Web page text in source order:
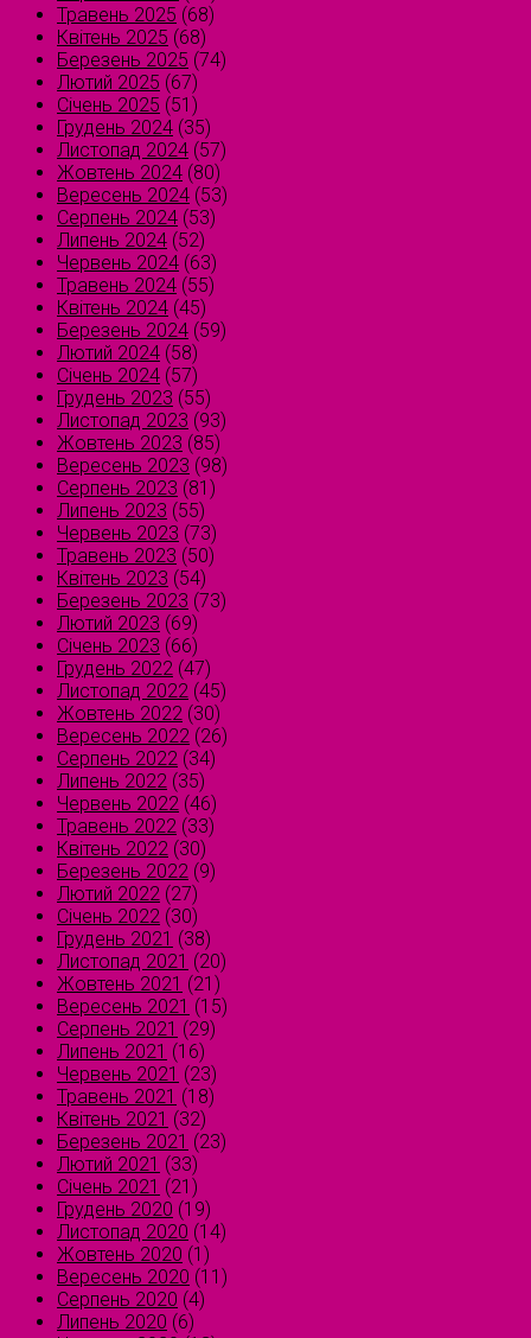
Травень 2025 (68)
Квітень 2025 (68)
Березень 2025 (74)
Лютий 2025 (67)
Січень 2025 (51)
Грудень 2024 (35)
Листопад 2024 (57)
Жовтень 2024 (80)
Вересень 2024 (53)
Серпень 2024 (53)
Липень 2024 (52)
Червень 2024 (63)
Травень 2024 (55)
Квітень 2024 (45)
Березень 2024 (59)
Лютий 2024 (58)
Січень 2024 (57)
Грудень 2023 (55)
Листопад 2023 (93)
Жовтень 2023 (85)
Вересень 2023 (98)
Серпень 2023 (81)
Липень 2023 (55)
Червень 2023 (73)
Травень 2023 (50)
Квітень 2023 (54)
Березень 2023 (73)
Лютий 2023 (69)
Січень 2023 (66)
Грудень 2022 (47)
Листопад 2022 (45)
Жовтень 2022 (30)
Вересень 2022 (26)
Серпень 2022 (34)
Липень 2022 (35)
Червень 2022 (46)
Травень 2022 (33)
Квітень 2022 (30)
Березень 2022 (9)
Лютий 2022 (27)
Січень 2022 (30)
Грудень 2021 (38)
Листопад 2021 (20)
Жовтень 2021 (21)
Вересень 2021 (15)
Серпень 2021 (29)
Липень 2021 (16)
Червень 2021 (23)
Травень 2021 (18)
Квітень 2021 (32)
Березень 2021 (23)
Лютий 2021 (33)
Січень 2021 (21)
Грудень 2020 (19)
Листопад 2020 (14)
Жовтень 2020 (1)
Вересень 2020 (11)
Серпень 2020 (4)
Липень 2020 (6)